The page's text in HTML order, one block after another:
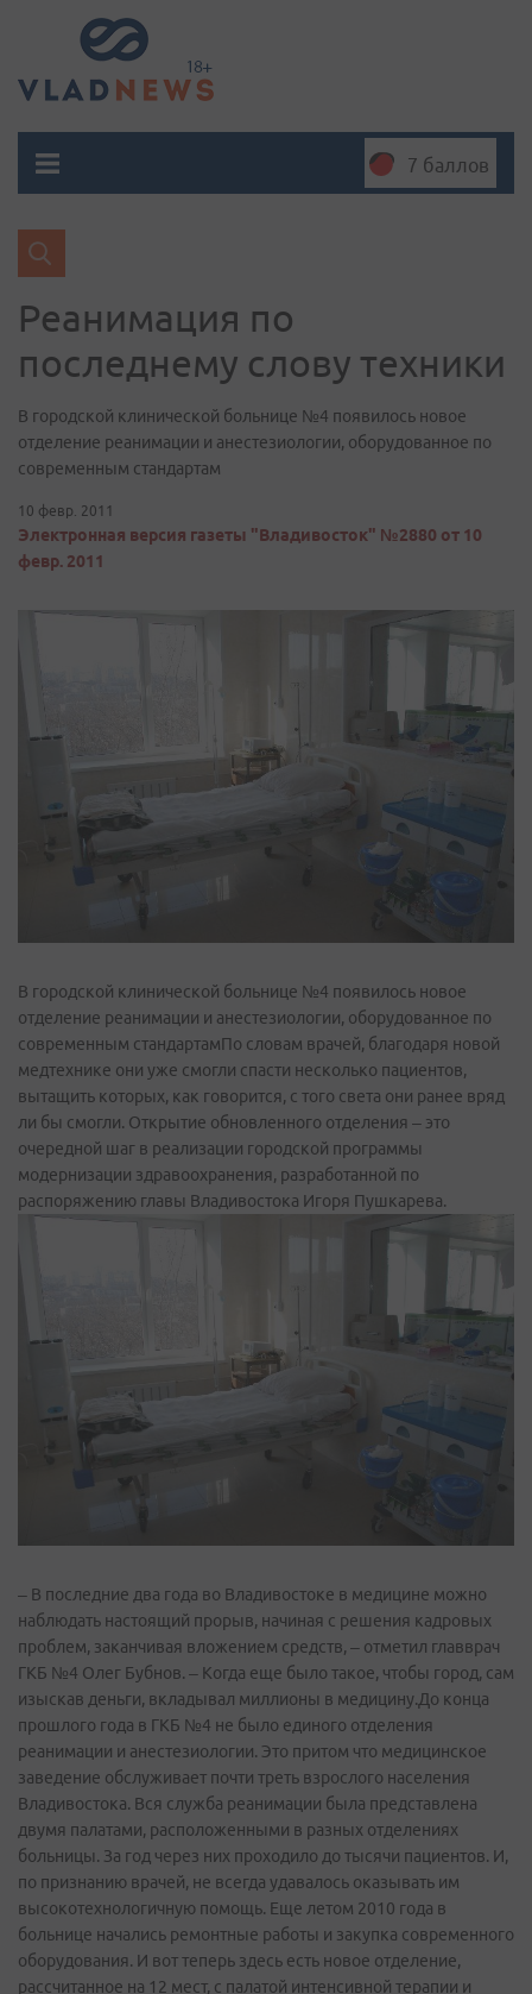
7 баллов
Реанимация по
последнему слову техники
В городской клинической больнице №4 появилось новое
отделение реанимации и анестезиологии, оборудованное по
современным стандартам
10 февр. 2011
Электронная версия газеты "Владивосток" №2880 от 10
февр. 2011
В городской клинической больнице №4 появилось новое
отделение реанимации и анестезиологии, оборудованное по
современным стандартамПо словам врачей, благодаря новой
медтехнике они уже смогли спасти несколько пациентов,
вытащить которых, как говорится, с того света они ранее вряд
ли бы смогли. Открытие обновленного отделения – это
очередной шаг в реализации городской программы
модернизации здравоохранения, разработанной по
распоряжению главы Владивостока Игоря Пушкарева.
– В последние два года во Владивостоке в медицине можно
наблюдать настоящий прорыв, начиная с решения кадровых
проблем, заканчивая вложением средств, – отметил главврач
ГКБ №4 Олег Бубнов. – Когда еще было такое, чтобы город, сам
изыскав деньги, вкладывал миллионы в медицину.До конца
прошлого года в ГКБ №4 не было единого отделения
реанимации и анестезиологии. Это притом что медицинское
заведение обслуживает почти треть взрослого населения
Владивостока. Вся служба реанимации была представлена
двумя палатами, расположенными в разных отделениях
больницы. За год через них проходило до тысячи пациентов. И,
по признанию врачей, не всегда удавалось оказывать им
высокотехнологичную помощь. Еще летом 2010 года в
больнице начались ремонтные работы и закупка современного
оборудования. И вот теперь здесь есть новое отделение,
рассчитанное на 12 мест, с палатой интенсивной терапии и